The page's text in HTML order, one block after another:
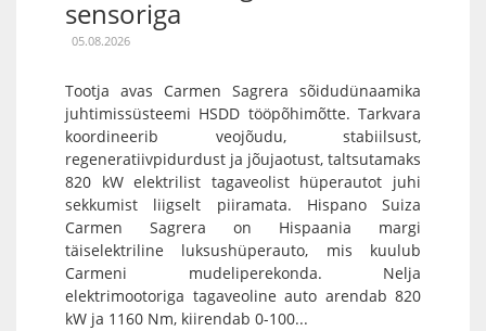
sensoriga
05.08.2026
Tootja avas Carmen Sagrera sõidudünaamika
juhtimissüsteemi HSDD tööpõhimõtte. Tarkvara
koordineerib veojõudu, stabiilsust,
regeneratiivpidurdust ja jõujaotust, taltsutamaks
820 kW elektrilist tagaveolist hüperautot juhi
sekkumist liigselt piiramata. Hispano Suiza
Carmen Sagrera on Hispaania margi
täiselektriline luksushüperauto, mis kuulub
Carmeni mudeliperekonda. Nelja
elektrimootoriga tagaveoline auto arendab 820
kW ja 1160 Nm, kiirendab 0-100...